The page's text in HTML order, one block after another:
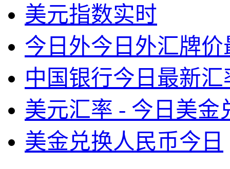
美元指数实时
今日外今日外汇牌价
中国银行今日最新汇
美元汇率 - 今日美金
美金兑换人民币今日